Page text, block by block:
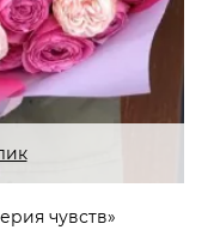
чувств»